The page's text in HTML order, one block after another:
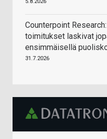
Counterpoint
toimitukset laskivat
ensimmäisellä
31.7.2026